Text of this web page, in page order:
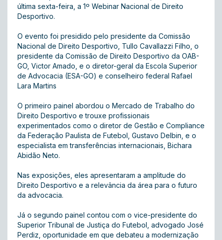
última sexta-feira, a 1º Webinar Nacional de Direito
Desportivo.
O evento foi presidido pelo presidente da Comissão
Nacional de Direito Desportivo, Tullo Cavallazzi Filho, o
presidente da Comissão de Direito Desportivo da OAB-
GO, Victor Amado, e o diretor-geral da Escola Superior
de Advocacia (ESA-GO) e conselheiro federal Rafael
Lara Martins
O primeiro painel abordou o Mercado de Trabalho do
Direito Desportivo e trouxe profissionais
experimentados como o diretor de Gestão e Compliance
da Federação Paulista de Futebol, Gustavo Delbin, e o
especialista em transferências internacionais, Bichara
Abidão Neto.
Nas exposições, eles apresentaram a amplitude do
Direito Desportivo e a relevância da área para o futuro
da advocacia.
Já o segundo painel contou com o vice-presidente do
Superior Tribunal de Justiça do Futebol, advogado José
Perdiz, oportunidade em que debateu a modernização